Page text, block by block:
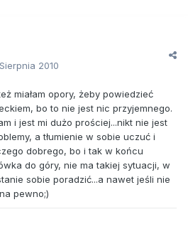
2010
miałam opory, żeby powiedzieć
bo to nie jest nic przyjemnego.
i jest mi dużo prościej...nikt nie jest
a tłumienie w sobie uczuć i
dobrego, bo i tak w końcu
do góry, nie ma takiej sytuacji, w
sobie poradzić...a nawet jeśli nie
pewno;)